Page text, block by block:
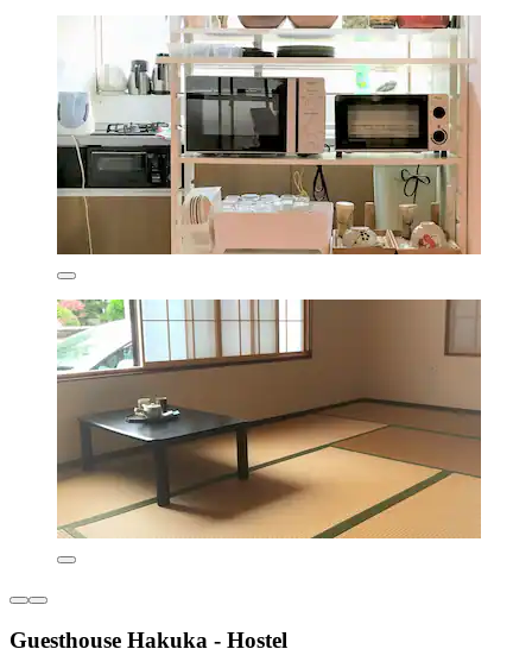
Guesthouse Hakuka - Hostel